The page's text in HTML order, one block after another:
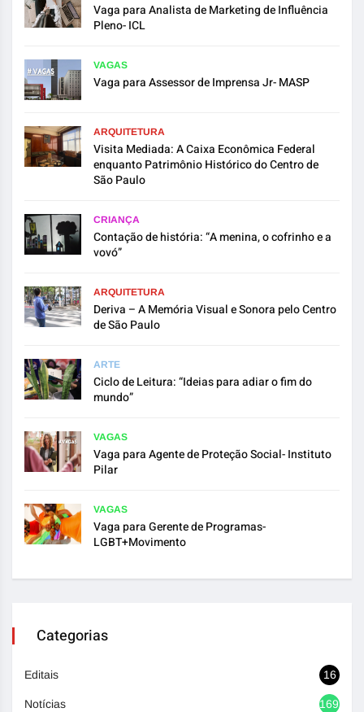
Vaga para Analista de Marketing de Influência
Pleno- ICL
VAGAS
Vaga para Assessor de Imprensa Jr- MASP
ARQUITETURA
Visita Mediada: A Caixa Econômica Federal
enquanto Patrimônio Histórico do Centro de
São Paulo
CRIANÇA
Contação de história: “A menina, o cofrinho e a
vovó”
ARQUITETURA
Deriva – A Memória Visual e Sonora pelo Centro
de São Paulo
ARTE
Ciclo de Leitura: “Ideias para adiar o fim do
mundo”
VAGAS
Vaga para Agente de Proteção Social- Instituto
Pilar
VAGAS
Vaga para Gerente de Programas-
LGBT+Movimento
Categorias
Editais 16
Notícias 1692